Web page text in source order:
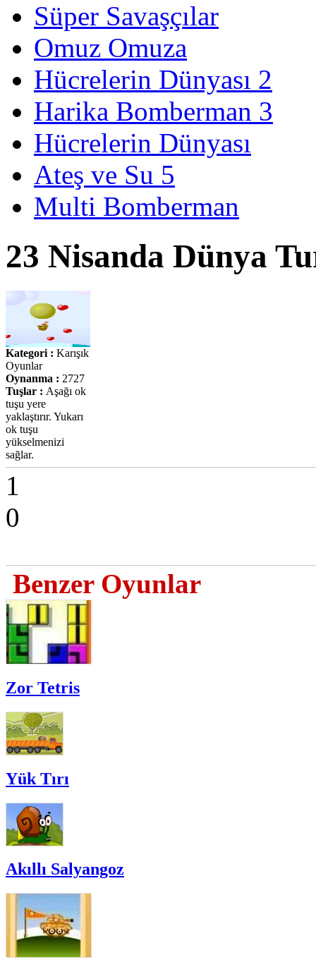
Süper Savaşçılar
Omuz Omuza
Hücrelerin Dünyası 2
Harika Bomberman 3
Hücrelerin Dünyası
Ateş ve Su 5
Multi Bomberman
23 Nisanda Dünya
Kategori : Karışık
Oyunlar
Oynanma : 2727
Tuşlar : Aşağı ok
tuşu yere
yaklaştırır. Yukarı
ok tuşu
yükselmenizi
sağlar.
1
0
Benzer Oyunlar
Zor Tetris
Yük Tırı
Akıllı Salyangoz